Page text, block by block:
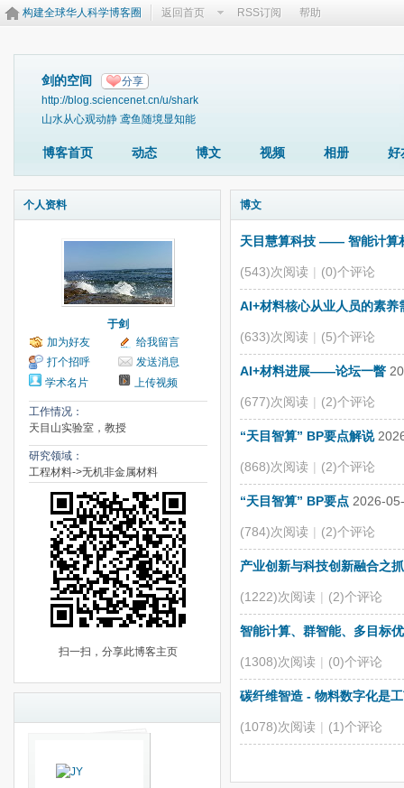
构建全球华人科学博客圈 返回首页 RSS订阅 帮助
剑的空间 分享
http://blog.sciencenet.cn/u/shark
山水从心观动静 鸢鱼随境显知能
博客首页 动态 博文 视频 相册 好
个人资料
于剑
加为好友
给我留言
打个招呼
发送消息
学术名片
上传视频
工作情况：
天目山实验室，教授
研究领域：
工程材料->无机非金属材料
扫一扫，分享此博客主页
博文
天目慧算科技 —— 智能计算
(543)次阅读 | (0)个评论
AI+材料核心从业人员的素养
(633)次阅读 | (5)个评论
AI+材料进展——论坛一瞥
(677)次阅读 | (2)个评论
“天目智算” BP要点解说
(868)次阅读 | (2)个评论
“天目智算” BP要点 2026-
(784)次阅读 | (2)个评论
产业创新与科技创新融合之
(1222)次阅读 | (2)个评论
智能计算、群智能、多目标
(1308)次阅读 | (0)个评论
碳纤维智造 - 物料数字化是
(1078)次阅读 | (1)个评论